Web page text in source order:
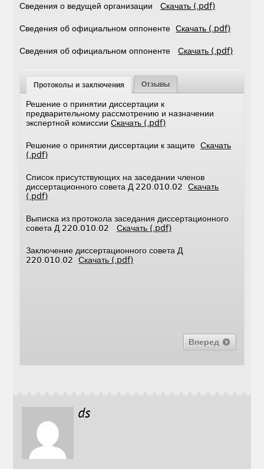
Сведения о ведущей организацииСкачать (.pdf)
Сведения об официальном оппонентеСкачать (.pdf)
Сведения об официальном оппонентеСкачать (.pdf)
Протоколы и заключения Отзывы
Решение о принятии диссертации к
предварительному рассмотрению и назначении
экспертной комиссииСкачать (.pdf)
Решение о принятии диссертации к защитеСкачать
(.pdf)
Список присутствующих на заседании членов
диссертационного совета Д 220.010.02Скачать
(.pdf)
Выписка из протокола заседания диссертационного
совета Д 220.010.02Скачать (.pdf)
Заключение диссертационного совета Д
220.010.02Скачать (.pdf)
Вперед
ds